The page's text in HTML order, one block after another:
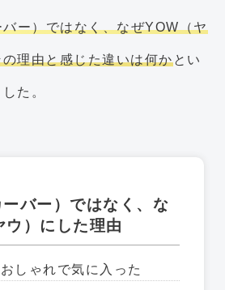
ー）ではなく、なぜYOW（ヤ
理由と感じた違いは何かとい
た。
バー）ではなく、な
ウ）にした理由
しゃれで気に入った